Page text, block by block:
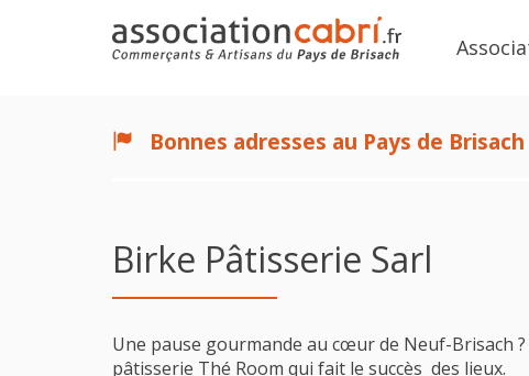
Bonnes adresses au Pays de Brisach
Birke Pâtisserie Sarl
Une pause gourmande au cœur de Neuf-Brisach
pâtisserie Thé Room qui fait le succès des lieux.